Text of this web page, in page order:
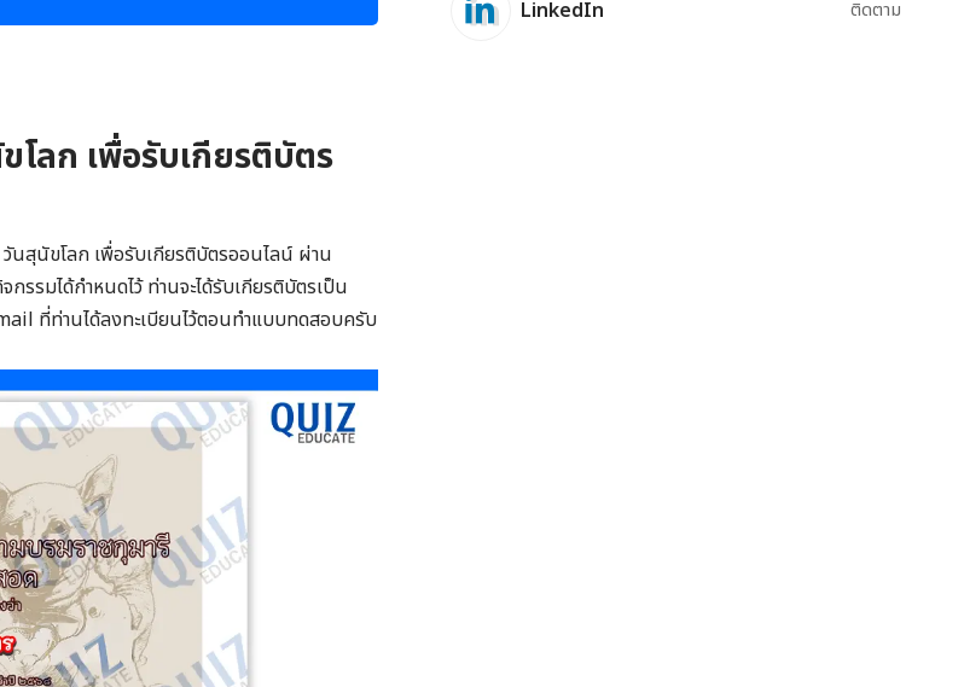
โลก เพื่อรับเกียรติบัตร
นสุนัขโลก เพื่อรับเกียรติบัตรออนไลน์ ผ่าน
รมได้กำหนดไว้ ท่านจะได้รับเกียรติบัตรเป็น
ที่ท่านได้ลงทะเบียนไว้ตอนทำแบบทดสอบครับ
LinkedIn ติดตาม